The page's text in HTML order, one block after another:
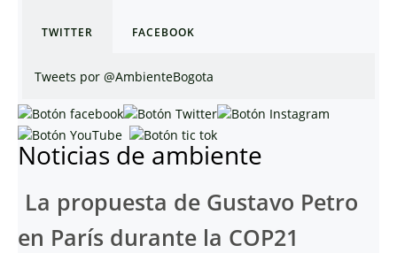
TWITTER FACEBOOK
Tweets por @AmbienteBogota
Noticias de ambiente
La propuesta de Gustavo Petro
en París durante la COP21